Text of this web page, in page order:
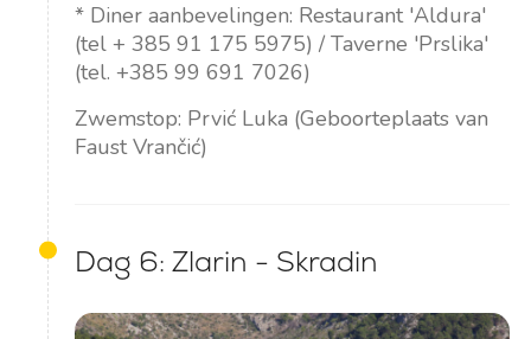
* Diner aanbevelingen: Restaurant 'Aldura'
(tel + 385 91 175 5975) / Taverne 'Prslika'
(tel. +385 99 691 7026)
Zwemstop: Prvić Luka (Geboorteplaats van
Faust Vrančić)
Dag 6: Zlarin - Skradin